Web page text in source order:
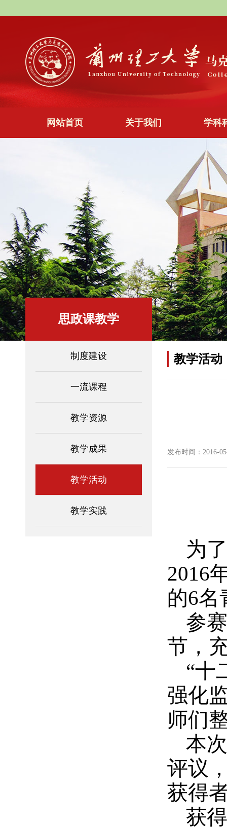
网站首页 关于我们 学科
思政课教学
制度建设
一流课程
教学资源
教学成果
教学活动
教学实践
教学活动
发布时间：2016-
为
2016
的6名
参
节，
“十
强化
师们
本
评议
获得
获